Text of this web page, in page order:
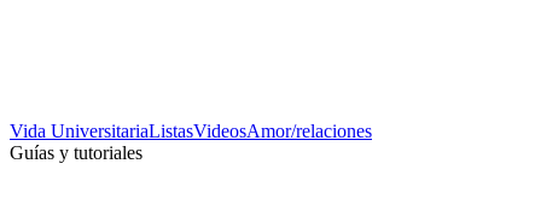
Vida UniversitariaListasVideosAmor/relaciones
Guías y tutoriales